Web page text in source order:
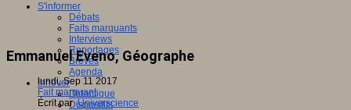
S'informer
Débats
Faits marquants
Interviews
Reportages
Brèves
Agenda
Innover
Didactique
Dispositifs
Emmanuel Eveno, Géographe
lundi, Sep 11 2017
Fait marquant
Écrit parUniverscience